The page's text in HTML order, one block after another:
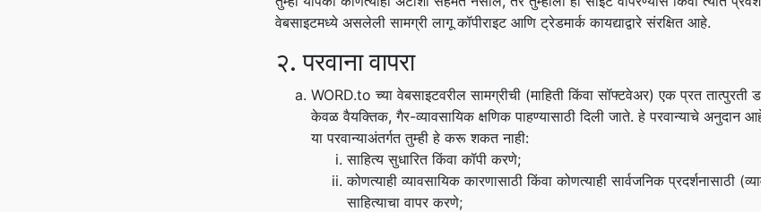
वेबसाइटमध्ये असलेली सामग्री लागू कॉपीराइट आणि ट्रेडमार्क कायद्याद्वारे संरक्षित आहे.
२. परवाना वापरा
WORD.to च्या वेबसाइटवरील सामग्रीची (माहिती किंवा सॉफ्टवेअर) एक प्रत तात्पुरती
केवळ वैयक्तिक, गैर-व्यावसायिक क्षणिक पाहण्यासाठी दिली जाते. हे परवान्याचे अनुदान
या परवान्याअंतर्गत तुम्ही हे करू शकत नाही:
साहित्य सुधारित किंवा कॉपी करणे;
कोणत्याही व्यावसायिक कारणासाठी किंवा कोणत्याही सार्वजनिक प्रदर्शनासाठी
साहित्याचा वापर करणे;